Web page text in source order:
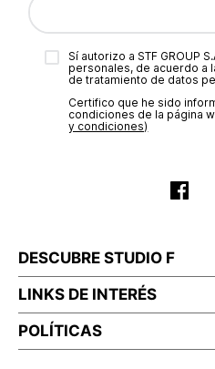
Sí autorizo a STF GROUP
personales, de acuerdo a
de tratamiento de datos
Certifico que he sido
condiciones de la página
y condiciones)
DESCUBRE STUDIO F
LINKS DE INTERÉS
POLÍTICAS